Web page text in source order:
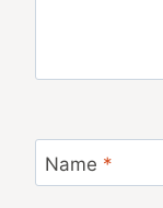
Name *